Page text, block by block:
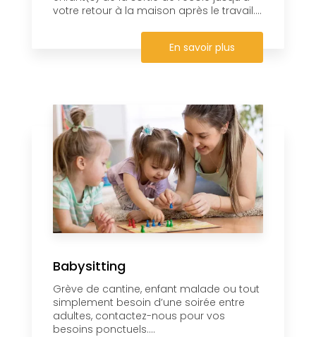
votre retour à la maison après le travail....
En savoir plus
Babysitting
Grève de cantine, enfant malade ou tout
simplement besoin d’une soirée entre
adultes, contactez-nous pour vos
besoins ponctuels....